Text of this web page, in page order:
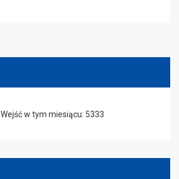
Wejść w tym miesiącu: 5333